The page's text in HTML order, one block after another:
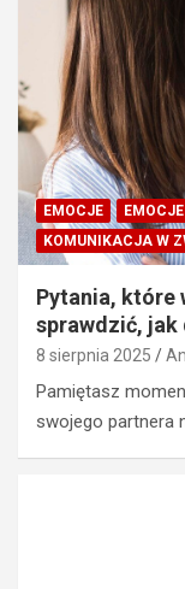
EMOCJE
KOMUNIKACJA W
Pytania, które
sprawdzić, jak
8 sierpnia 2025
Pamiętasz
swojego partnera